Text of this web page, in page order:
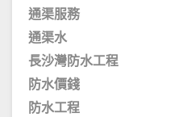
通渠服務
通渠水
長沙灣防水工程
防水價錢
防水工程